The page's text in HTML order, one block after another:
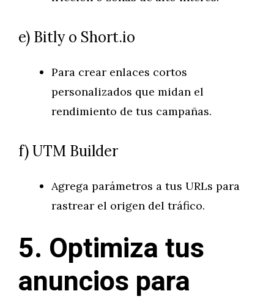
e) Bitly o Short.io
Para crear enlaces cortos
personalizados que midan el
rendimiento de tus campañas.
f) UTM Builder
Agrega parámetros a tus URLs para
rastrear el origen del tráfico.
5. Optimiza tus
anuncios para